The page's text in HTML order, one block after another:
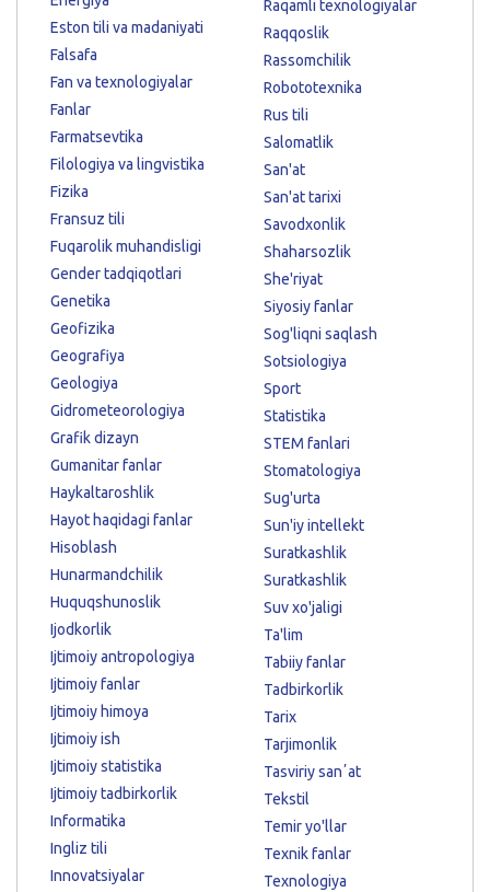
Eston tili va madaniyati
Falsafa
Fan va texnologiyalar
Fanlar
Farmatsevtika
Filologiya va lingvistika
Fizika
Fransuz tili
Fuqarolik muhandisligi
Gender tadqiqotlari
Genetika
Geofizika
Geografiya
Geologiya
Gidrometeorologiya
Grafik dizayn
Gumanitar fanlar
Haykaltaroshlik
Hayot haqidagi fanlar
Hisoblash
Hunarmandchilik
Huquqshunoslik
Ijodkorlik
Ijtimoiy antropologiya
Ijtimoiy fanlar
Ijtimoiy himoya
Ijtimoiy ish
Ijtimoiy statistika
Ijtimoiy tadbirkorlik
Informatika
Ingliz tili
Innovatsiyalar
Raqamli texnologiyalar
Raqqoslik
Rassomchilik
Robototexnika
Rus tili
Salomatlik
San'at
San'at tarixi
Savodxonlik
Shaharsozlik
She'riyat
Siyosiy fanlar
Sog'liqni saqlash
Sotsiologiya
Sport
Statistika
STEM fanlari
Stomatologiya
Sug'urta
Sun'iy intellekt
Suratkashlik
Suratkashlik
Suv xo'jaligi
Ta'lim
Tabiiy fanlar
Tadbirkorlik
Tarix
Tarjimonlik
Tasviriy sanʼat
Tekstil
Temir yo'llar
Texnik fanlar
Texnologiya